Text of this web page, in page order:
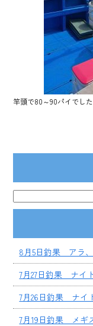
竿頭で80～90パイでした
8月5日釣果 アラ
7月27日釣果 ナイ
7月26日釣果 ナイ
7月19日釣果 メギ